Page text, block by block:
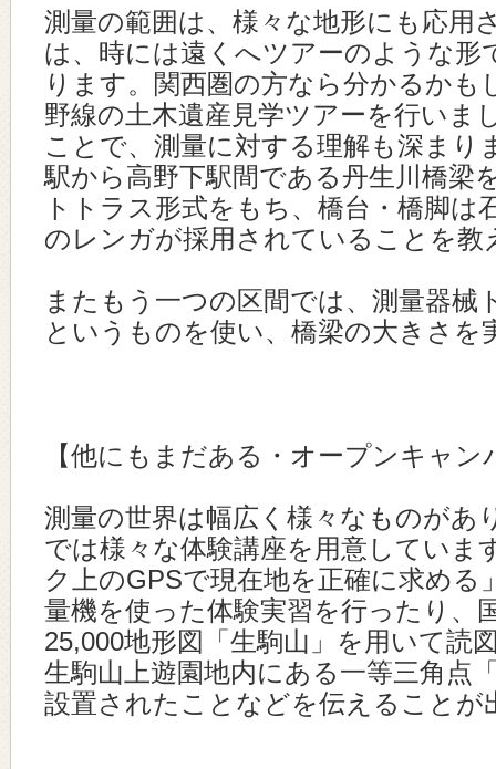
測量の範囲は、様々な地形にも応用
は、時には遠くへツアーのような形
ります。関西圏の方なら分かるかも
野線の土木遺産見学ツアーを行いま
ことで、測量に対する理解も深まり
駅から高野下駅間である丹生川橋梁
トトラス形式をもち、橋台・橋脚は
のレンガが採用されていることを教
またもう一つの区間では、測量器械
というものを使い、橋梁の大きさを
【他にもまだある・オープンキャン
測量の世界は幅広く様々なものがあ
では様々な体験講座を用意していま
ク上のGPSで現在地を正確に求める
量機を使った体験実習を行ったり、
25,000地形図「生駒山」を用いて読
生駒山上遊園地内にある一等三角点
設置されたことなどを伝えることが